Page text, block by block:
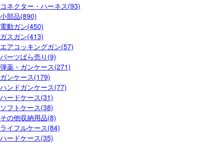
コネクター・ハーネス(93)
小部品(890)
電動ガン(450)
ガスガン(413)
エアコッキングガン(57)
パーツばら売り(9)
弾薬・ガンケース(271)
ガンケース(179)
ハンドガンケース(77)
ハードケース(31)
ソフトケース(38)
その他収納用品(8)
ライフルケース(84)
ハードケース(35)